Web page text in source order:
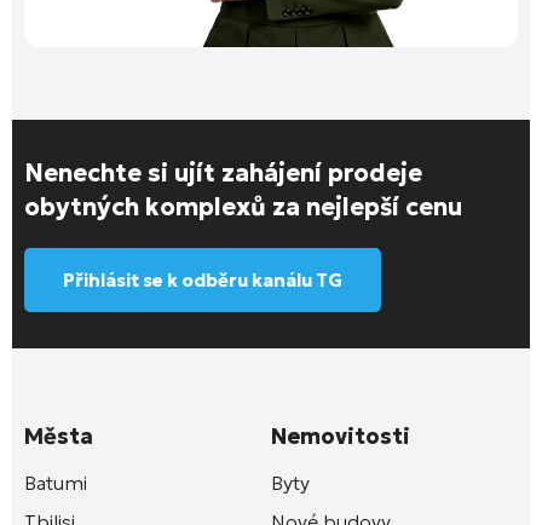
Nenechte si ujít zahájení prodeje
obytných komplexů za nejlepší cenu
Přihlásit se k odběru kanálu TG
Města
Batumi
Nemovitosti
Byty